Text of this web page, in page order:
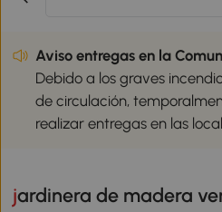
Aviso entregas en la
Debido a los graves
de circulación,
realizar entregas en las
jardinera de madera